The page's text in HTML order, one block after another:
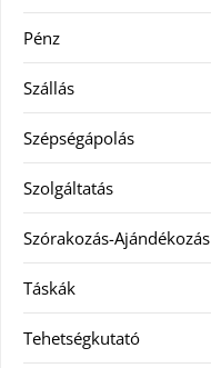
Pénz
Szállás
Szépségápolás
Szolgáltatás
Szórakozás-Ajándékozás
Táskák
Tehetségkutató